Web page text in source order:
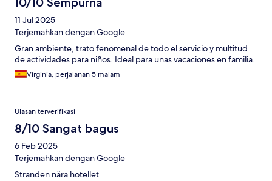
11 Jul 2025
Terjemahkan dengan Google
Gran ambiente, trato fenomenal de todo el servicio y multitud
de actividades para niños. Ideal para unas vacaciones en familia.
Virginia, perjalanan 5 malam
Ulasan terverifikasi
8/10 Sangat bagus
6 Feb 2025
Terjemahkan dengan Google
Stranden nära hotellet.